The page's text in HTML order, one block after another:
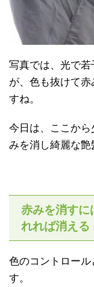
写真では、光で
が、色も抜けて
すね。
今日は、ここか
みを消し綺麗な艶
赤みを消すに
れれば消える
色のコントロール
す。